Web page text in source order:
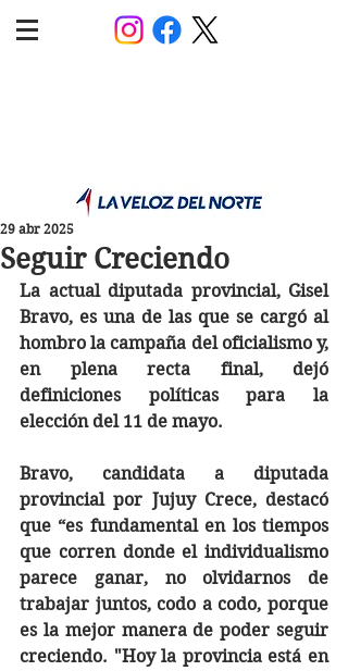
Seguir Creciendo
29 abr 2025
La actual diputada provincial, Gisel
Bravo, es una de las que se cargó al
hombro la campaña del oficialismo y,
en plena recta final, dejó
definiciones políticas para la
elección del 11 de mayo.
Bravo, candidata a diputada
provincial por Jujuy Crece, destacó
que “es fundamental en los tiempos
que corren donde el individualismo
parece ganar, no olvidarnos de
trabajar juntos, codo a codo, porque
es la mejor manera de poder seguir
creciendo. "Hoy la provincia está en